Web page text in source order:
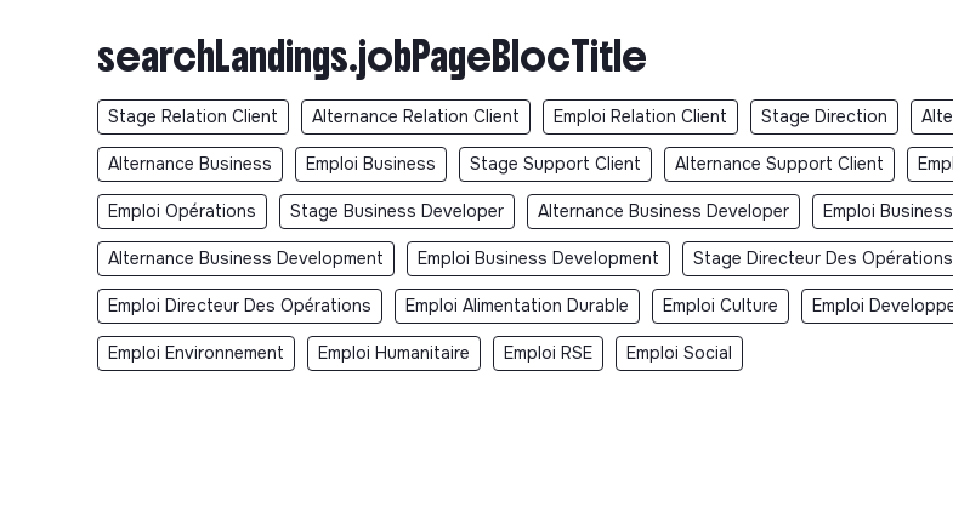
searchLandings.jobPageBlocTitle
Stage Relation Client Alternance Relation Client Emploi Relation Client Stage Direction
Alternance Business Emploi Business Stage Support Client Alternance Support Client
Emploi Opérations Stage Business Developer Alternance Business Developer Emploi
Alternance Business Development Emploi Business Development Stage Directeur Des Opérations
Emploi Directeur Des Opérations Emploi Alimentation Durable Emploi Culture Emploi
Emploi Environnement Emploi Humanitaire Emploi RSE Emploi Social